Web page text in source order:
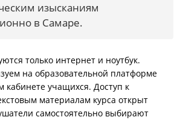
изысканиям
в Самаре.
только интернет и ноутбук.
на образовательной платформе
кабинете учащихся. Доступ к
материалам курса открыт
самостоятельно выбирают